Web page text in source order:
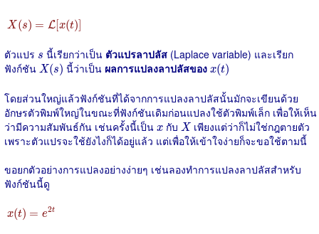
X (s) = L[ x(t)
X(s)= (t)]
ตัวแปร s
s นี้เรียกว่าเป็น ตัวแปรลาปลัส (Laplace variable) และเรียก
ฟังก์ชัน X(s)
X(s) นี้ว่าเป็น ผลการแปลงลาปลัสของ x(t)
x(t)
โดยส่วนใหญ่แล้วฟังก์ชันที่ได้จากการแปลงลาปลัสนั้นมักจะเขียนด้วย
อักษรตัวพิมพ์ใหญ่ในขณะที่ฟังก์ชันเดิมก่อนแปลงใช้ตัวพิมพ์เล็ก เพื่อให้เห็น
ว่ามีความสัมพันธ์กัน เช่นครั้งนี้เป็น x
x กับ X
X เพียงแต่ว่าก็ไม่ใช่กฎตายตัว
เพราะตัวแปรจะใช้ยังไงก็ได้อยู่แล้ว แต่เพื่อให้เข้าใจง่ายก็จะขอใช้ตามนี้
ขอยกตัวอย่างการแปลงอย่างง่ายๆ เช่นลองทำการแปลงลาปลัสสำหรับ
ฟังก์ชันนี้ดู
x(t) = e2t
t)=